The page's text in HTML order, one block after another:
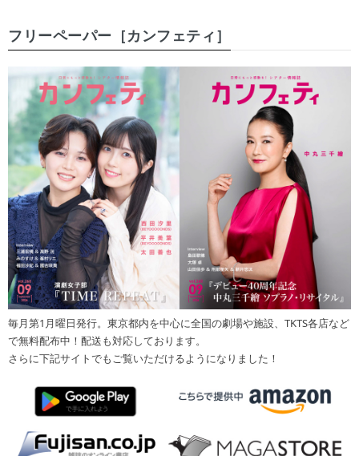
フリーペーパー［カンフェティ］
毎月第1月曜日発行。東京都内を中心に全国の劇場や施設、TKTS各店など
で無料配布中！配送も対応しております。
さらに下記サイトでもご覧いただけるようになりました！